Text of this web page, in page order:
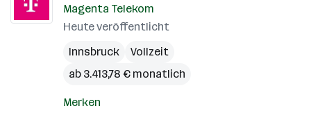
Magenta Telekom
Heute veröffentlicht
Innsbruck
Vollzeit
ab 3.413,78 € monatlich
Merken